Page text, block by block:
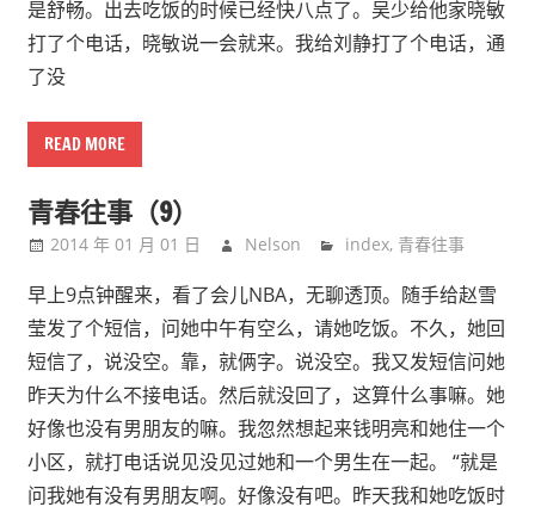
是舒畅。出去吃饭的时候已经快八点了。吴少给他家晓敏
打了个电话，晓敏说一会就来。我给刘静打了个电话，通
了没
READ MORE
青春往事（9）
2014 年 01 月 01 日 Nelson index, 青春往事
早上9点钟醒来，看了会儿NBA，无聊透顶。随手给赵雪
莹发了个短信，问她中午有空么，请她吃饭。不久，她回
短信了，说没空。靠，就俩字。说没空。我又发短信问她
昨天为什么不接电话。然后就没回了，这算什么事嘛。她
好像也没有男朋友的嘛。我忽然想起来钱明亮和她住一个
小区，就打电话说见没见过她和一个男生在一起。 “就是
问我她有没有男朋友啊。好像没有吧。昨天我和她吃饭时